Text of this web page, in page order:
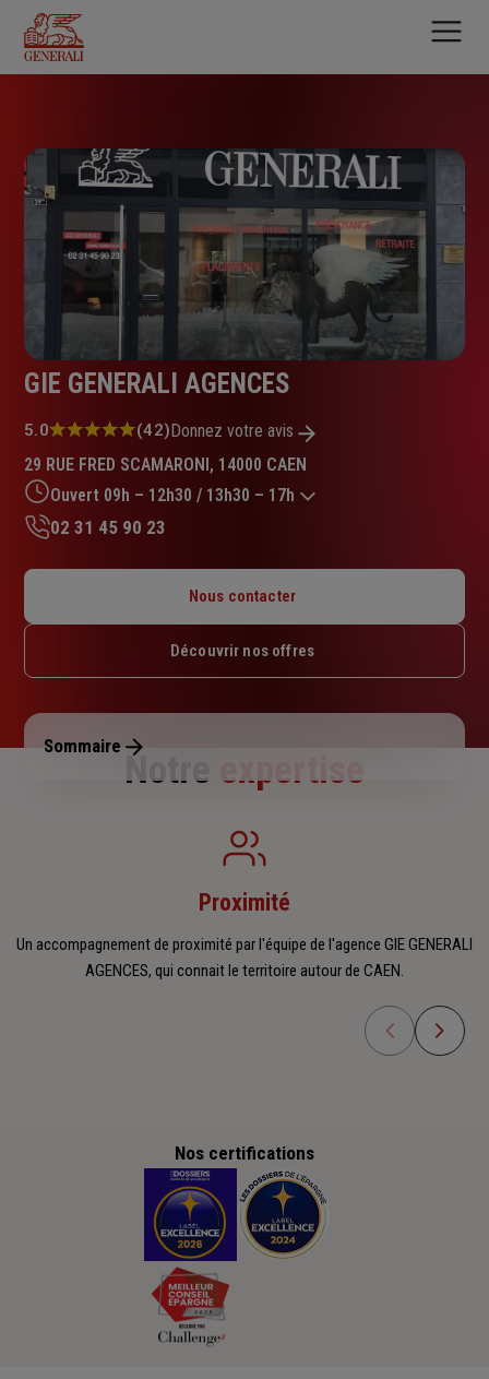
contenu
principal
GIE GENERALI AGENCES
Note
5.0
sur
5
étoiles
5.0 (42)Donnez votre avis
29 RUE FRED SCAMARONI, 14000 CAEN
Ouvert 09h – 12h30 / 13h30 – 17h
Mardi : 09h – 12h30 / 13h30 – 17h
Jeudi : 09h – 12h30 / 13h30 – 17h
Dimanche : Fermé
02 31 45 90 23
Nous contacter
Découvrir nos offres
Sommaire
Notre expertise
Proximité
Un accompagnement de proximité par l'équipe de l'agence GIE GENERALI
AGENCES, qui connait le territoire autour de CAEN.
Nos certifications